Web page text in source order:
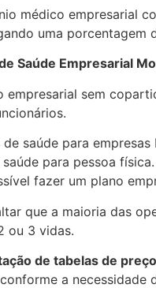
médico empresarial
uma porcentagem
Saúde Empresarial
empresarial sem
de saúde para
para pessoa
fazer um plano
que a maioria das
ou 3 vidas.
de tabelas de
a necessidade